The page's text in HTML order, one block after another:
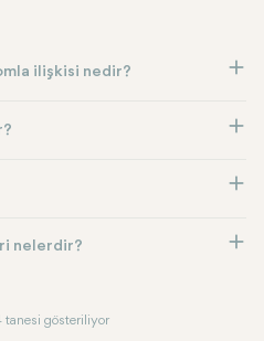
ilişkisi nedir?
nelerdir?
tanesi gösteriliyor